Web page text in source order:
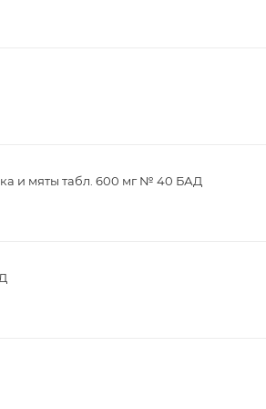
и мяты табл. 600 мг № 40 БАД